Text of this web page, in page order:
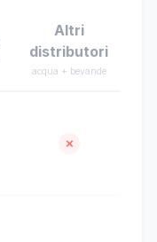
Altri
distributori
acqua + bevande
✗